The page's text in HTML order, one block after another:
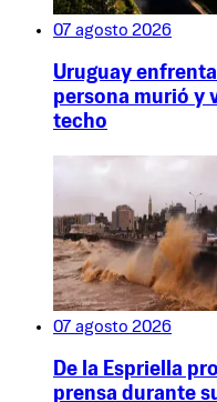
07 agosto 2026
Uruguay
persona murió y
techo
07 agosto 2026
De la Espriella
prensa durante